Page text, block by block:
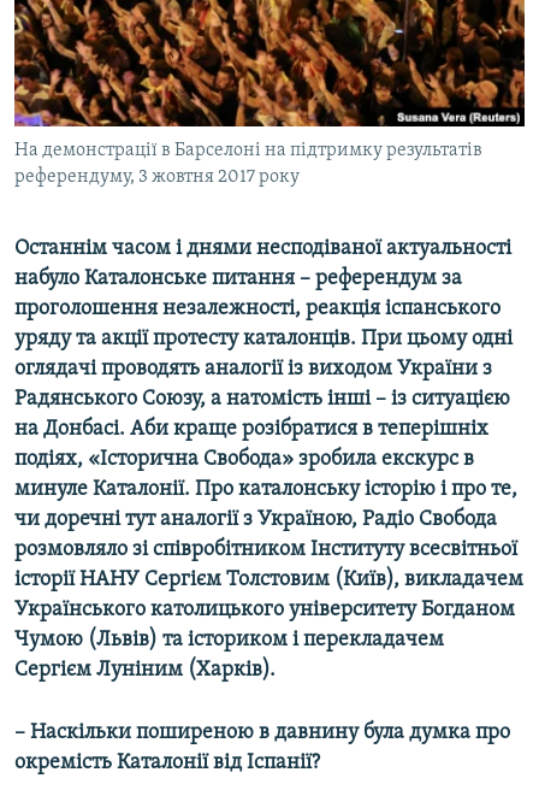
ВІДЕОУРОКИ «ELIFBE»
СВІДЧЕННЯ ОКУПАЦІЇ
УКРАЇНСЬКА ПРОБЛЕМА КРИМУ
ІНФОГРАФІКА
Русский
Qırımtatar
ДОЛУЧАЙСЯ!
Усі сайти RFE/RL
На демонстрації в Барселоні на підтримку результатів
референдуму, 3 жовтня 2017 року
Останнім часом і днями несподіваної актуальності
набуло Каталонське питання – референдум за
проголошення незалежності, реакція іспанського
уряду та акції протесту каталонців. При цьому одні
оглядачі проводять аналогії із виходом України з
Радянського Союзу, а натомість інші – із ситуацією
на Донбасі. Аби краще розібратися в теперішніх
подіях, «Історична Свобода» зробила екскурс в
минуле Каталонії. Про каталонську історію і про те,
чи доречні тут аналогії з Україною, Радіо Свобода
розмовляло зі співробітником Інституту всесвітньої
історії НАНУ Сергієм Толстовим (Київ), викладачем
Українського католицького університету Богданом
Чумою (Львів) та істориком і перекладачем
Сергієм Луніним (Харків).
– Наскільки поширеною в давнину була думка про
окремість Каталонії від Іспанії?